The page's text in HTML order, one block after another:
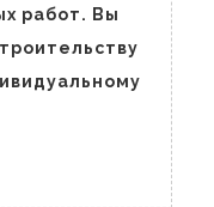
работ. Вы